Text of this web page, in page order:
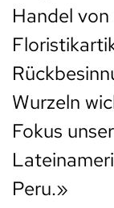
Handel
Wurzeln
Fokus
Peru.»